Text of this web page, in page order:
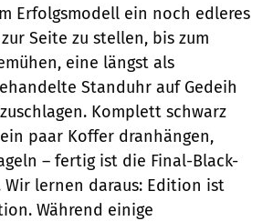
Erfolgsmodell ein noch edleres
Seite zu stellen, bis zum
eine längst als
Standuhr auf Gedeih
Komplett schwarz
paar Koffer dranhängen,
– fertig ist die Final-Black-
lernen daraus: Edition ist
Während einige